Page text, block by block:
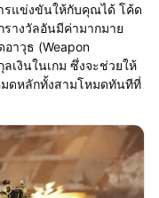
รแข่งขันให้กับคุณได้ โค้ด
างวัลอันมีค่ามากมาย
อาวุธ (Weapon
เงินในเกม ซึ่งจะช่วยให้
ดหลักทั้งสามโหมดทันทีที่